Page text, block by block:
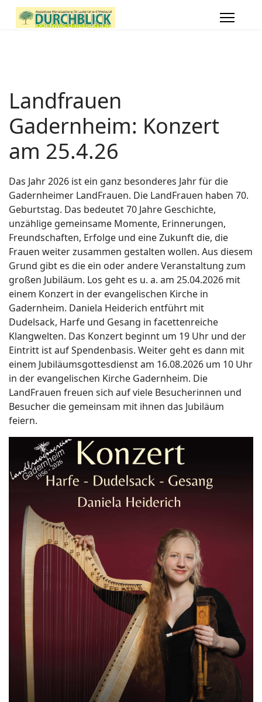
Landfrauen
Gadernheim: Konzert
am 25.4.26
Das Jahr 2026 ist ein ganz besonderes Jahr für die
Gadernheimer LandFrauen. Die LandFrauen haben 70.
Geburtstag. Das bedeutet 70 Jahre Geschichte,
unzählige gemeinsame Momente, Erinnerungen,
Freundschaften, Erfolge und eine Zukunft die, die
Frauen weiter zusammen gestalten wollen. Aus diesem
Grund gibt es die ein oder andere Veranstaltung zum
großen Jubiläum. Los geht es u. a. am 25.04.2026 mit
einem Konzert in der evangelischen Kirche in
Gadernheim. Daniela Heiderich entführt mit
Dudelsack, Harfe und Gesang in facettenreiche
Klangwelten. Das Konzert beginnt um 19 Uhr und der
Eintritt ist auf Spendenbasis. Weiter geht es dann mit
einem Jubiläumsgottesdienst am 16.08.2026 um 10 Uhr
in der evangelischen Kirche Gadernheim. Die
LandFrauen freuen sich auf viele Besucherinnen und
Besucher die gemeinsam mit ihnen das Jubiläum
feiern.